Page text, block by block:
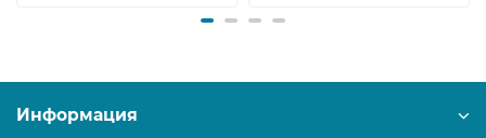
Информация